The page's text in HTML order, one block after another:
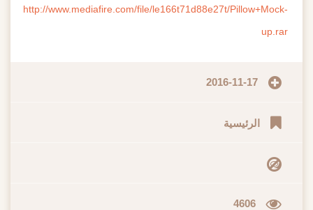
http://www.mediafire.com/file/le166t71d88e27t/Pillow+Mock-
up.rar
2016-11-17
الرئيسية
4606